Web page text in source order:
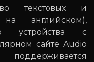
текстовых и
английском),
устройства с
сайте Audio
поддерживается